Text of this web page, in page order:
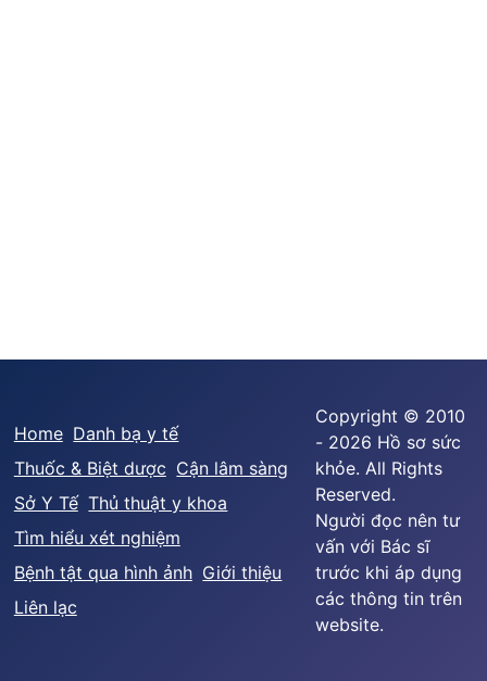
Home Danh bạ y tế
Thuốc & Biệt dược Cận lâm sàng
Sở Y Tế Thủ thuật y khoa
Tìm hiểu xét nghiệm
Bệnh tật qua hình ảnh Giới thiệu
Liên lạc
Copyright © 2010
- 2026 Hồ sơ sức
khỏe. All Rights
Reserved.
Người đọc nên tư
vấn với Bác sĩ
trước khi áp dụng
các thông tin trên
website.